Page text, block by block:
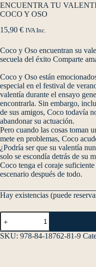
ENCUENTRA TU
COCO Y OSO
15,90 € IVA Inc.
Coco y Oso encuentran su
secuela del éxito Comparte
Coco y Oso están
especial en el festival de
valentía durante el ensayo
encontrarla. Sin embargo,
de sus amigos, Coco todavía
abandonar su actuación.
Pero cuando las cosas toman
mete en problemas, Coco
¿Podría ser que su valentía
solo se escondía detrás de su
Coco tenga el coraje
escenario después de todo.
Hay existencias (puede
SKU: 978-84-18762-81-9